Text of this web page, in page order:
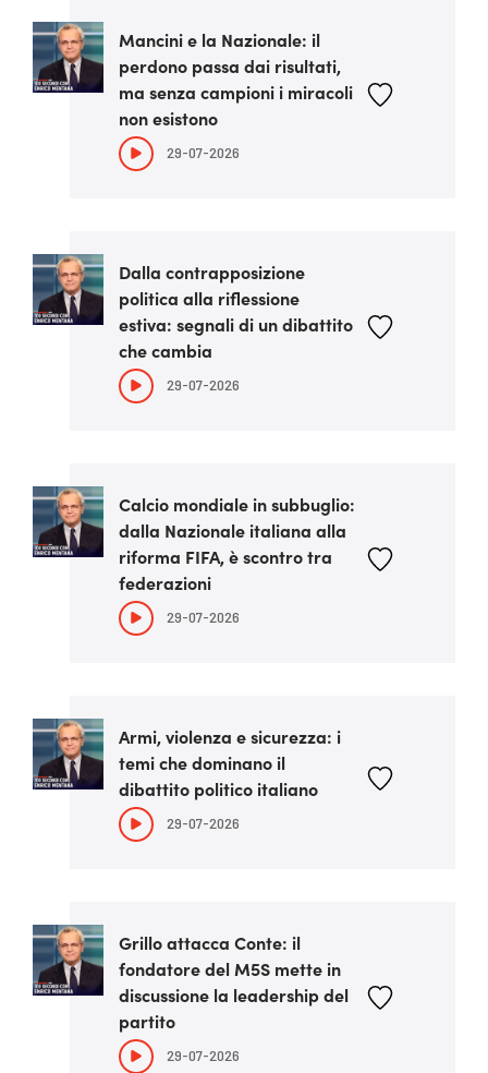
Mancini e la Nazionale: il
perdono passa dai risultati,
ma senza campioni i miracoli
non esistono
29-07-2026
Dalla contrapposizione
politica alla riflessione
estiva: segnali di un dibattito
che cambia
29-07-2026
Calcio mondiale in subbuglio:
dalla Nazionale italiana alla
riforma FIFA, è scontro tra
federazioni
29-07-2026
Armi, violenza e sicurezza: i
temi che dominano il
dibattito politico italiano
29-07-2026
Grillo attacca Conte: il
fondatore del M5S mette in
discussione la leadership del
partito
29-07-2026